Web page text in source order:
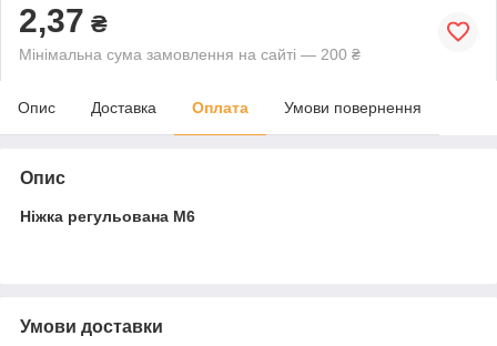
2,37 ₴
Мінімальна сума замовлення на сайті — 200 ₴
Опис Доставка Оплата Умови повернення
Опис
Ніжка регульована М6
Умови доставки